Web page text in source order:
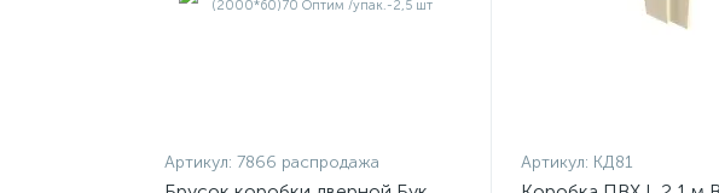
Артикул: 7866 распродажа Артикул: КД81